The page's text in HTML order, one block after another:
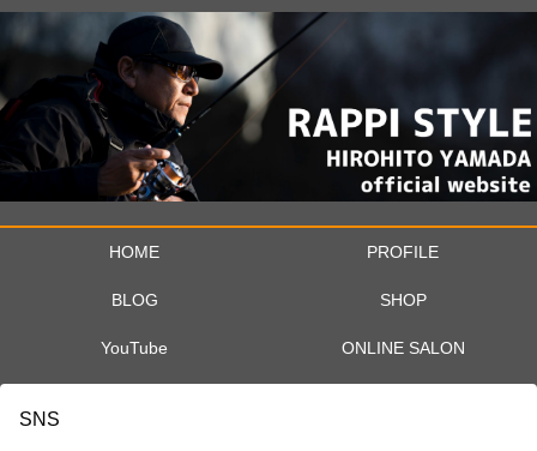
HOME PROFILE
BLOG SHOP
YouTube ONLINE SALON
SNS